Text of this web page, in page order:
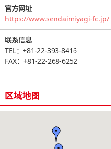
官方网址
https://www.sendaimiyagi-fc.jp/
联系信息
TEL：+81-22-393-8416
FAX：+81-22-268-6252
区域地图